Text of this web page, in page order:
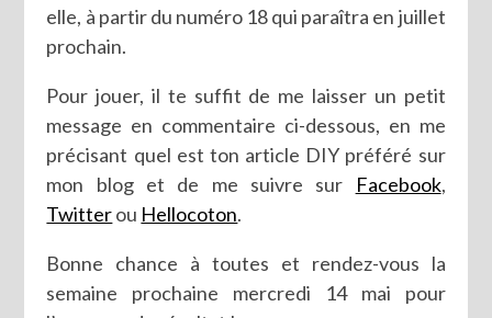
elle, à partir du numéro 18 qui paraîtra en juillet
prochain.
Pour jouer, il te suffit de me laisser un petit
message en commentaire ci-dessous, en me
précisant quel est ton article DIY préféré sur
mon blog et de me suivre sur
Facebook,
Twitterou Hellocoton.
Bonne chance à toutes et rendez-vous la
semaine prochaine mercredi 14 mai pour